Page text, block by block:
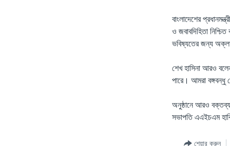
বাংলাদেশের
ও জবাবদিহিতা
ভবিষ্যতের জন্য
শেখ হাসিনা আরও
পারে। আমরা বঙ্গবন্ধু
অনুষ্ঠানে আরও
সভাপতি এএইচএম
শেয়ার করুন